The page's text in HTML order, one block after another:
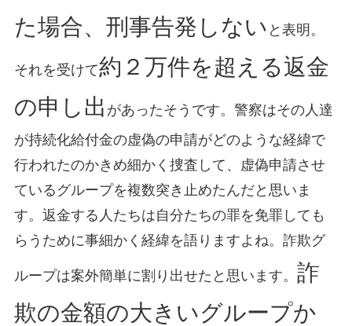
た場合、刑事告発しない と表明。
それを受けて約２万件を超える返金
の申し出 があったそうです。警察はその人達
が持続化給付金の虚偽の申請がどのような経緯で
行われたのかきめ細かく捜査して、虚偽申請させ
ているグループを複数突き止めたんだと思いま
す。返金する人たちは自分たちの罪を免罪しても
らうために事細かく経緯を語りますよね。詐欺グ
ループは案外簡単に割り出せたと思います。 詐
欺の金額の大きいグループか